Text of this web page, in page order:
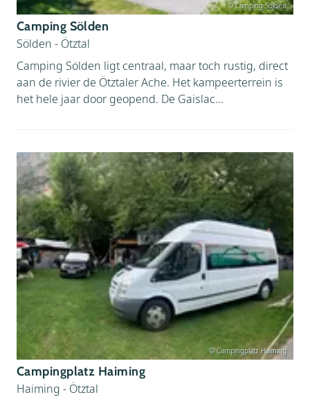
© Camping Sölden
Camping Sölden
Sölden - Ötztal
Camping Sölden ligt centraal, maar toch rustig, direct
aan de rivier de Ötztaler Ache. Het kampeerterrein is
het hele jaar door geopend. De Gaislac...
© Campingplatz Haiming
Campingplatz Haiming
Haiming - Ötztal